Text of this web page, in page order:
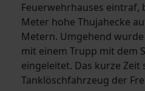
Feuerwehrhauses eintraf,
Meter hohe Thujahecke
Metern. Umgehend
mit einem Trupp mit dem
eingeleitet. Das kurze
Tanklöschfahrzeug der